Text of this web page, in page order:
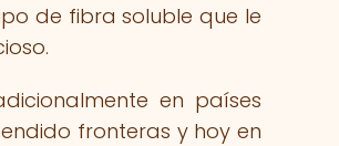
de fibra soluble que le
en países
fronteras y hoy en